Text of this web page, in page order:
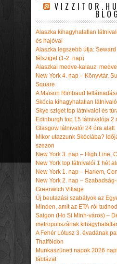
BLOG
Alaszka kihagyhatatlan
és hajóval
Alaszka legszebb útja:
félsziget (1-2. nap)
Alaszkai medve-kalauz:
New York 4. nap – Könyvtár,
Square
A Maison Rimbaud
Skócia kihagyhatatlan
Skye sziget top látnivalói és
Edinburgh top 15 látnivalója 2
Glasgow látnivalói 24 óra alatt
Mikor utazzunk Skóciába?
szezon
New York 3. nap – High Line,
New York top látnivalói 1 hét
New York 1. nap – Harlem,
New York 2. nap –
Greenwich Village
Új beutazási szabályok az
Minden, amit az ETA-ról
Saigon (Ho Si Minh-város) –
metropoliszának
A Fehér Lótusz 3. évadának
Thaiföldön
Munkaszüneti napok 2026
táblázat